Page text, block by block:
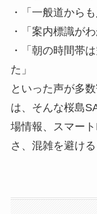
・「一般道から
・「案内標識が
・「朝の時間帯
た」
といった声が多
は、そんな桜島
場情報、スマー
さ、混雑を避け